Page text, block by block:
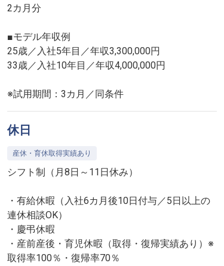
2カ月分
■モデル年収例
25歳／入社5年目／年収3,300,000円
33歳／入社10年目／年収4,000,000円
※試用期間：3カ月／同条件
休日
産休・育休取得実績あり
シフト制（月8日～11日休み）
・有給休暇（入社6カ月後10日付与／5日以上の
連休相談OK）
・慶弔休暇
・産前産後・育児休暇（取得・復帰実績あり）※
取得率100％・復帰率70％